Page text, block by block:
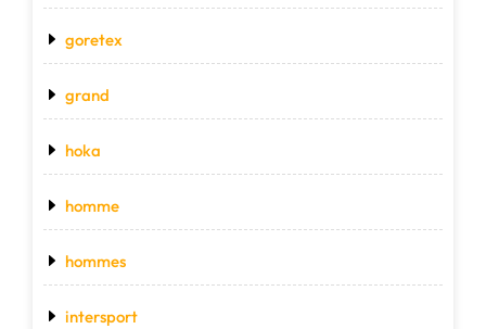
goretex
grand
hoka
homme
hommes
intersport